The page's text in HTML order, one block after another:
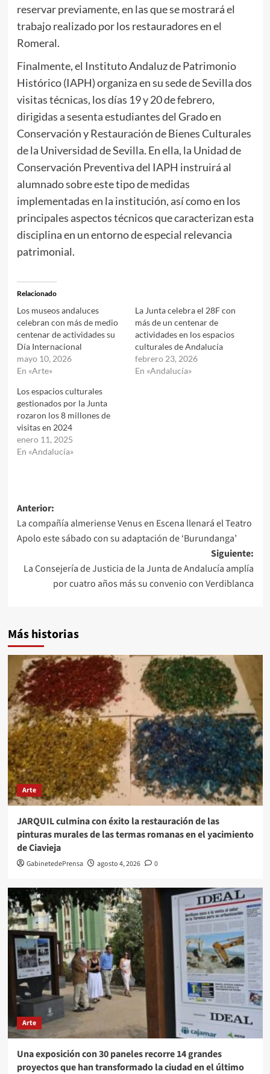
reservar previamente, en las que se mostrará el
trabajo realizado por los restauradores en el
Romeral.
Finalmente, el Instituto Andaluz de Patrimonio
Histórico (IAPH) organiza en su sede de Sevilla dos
visitas técnicas, los días 19 y 20 de febrero,
dirigidas a sesenta estudiantes del Grado en
Conservación y Restauración de Bienes Culturales
de la Universidad de Sevilla. En ella, la Unidad de
Conservación Preventiva del IAPH instruirá al
alumnado sobre este tipo de medidas
implementadas en la institución, así como en los
principales aspectos técnicos que caracterizan esta
disciplina en un entorno de especial relevancia
patrimonial.
Relacionado
Los museos andaluces
celebran con más de medio
centenar de actividades su
Día Internacional
mayo 10, 2026
En «Arte»
La Junta celebra el 28F con
más de un centenar de
actividades en los espacios
culturales de Andalucía
febrero 23, 2026
En «Andalucía»
Los espacios culturales
gestionados por la Junta
rozaron los 8 millones de
visitas en 2024
enero 11, 2025
En «Andalucía»
Navegación
de
entradas
Anterior:
La compañía almeriense Venus en Escena llenará el Teatro
Apolo este sábado con su adaptación de ‘Burundanga’
Siguiente:
La Consejería de Justicia de la Junta de Andalucía amplía
por cuatro años más su convenio con Verdiblanca
Más historias
Arte
JARQUIL culmina con éxito la restauración de las
pinturas murales de las termas romanas en el yacimiento
de Ciavieja
GabinetedePrensa agosto 4, 2026 0
Arte
Una exposición con 30 paneles recorre 14 grandes
proyectos que han transformado la ciudad en el último